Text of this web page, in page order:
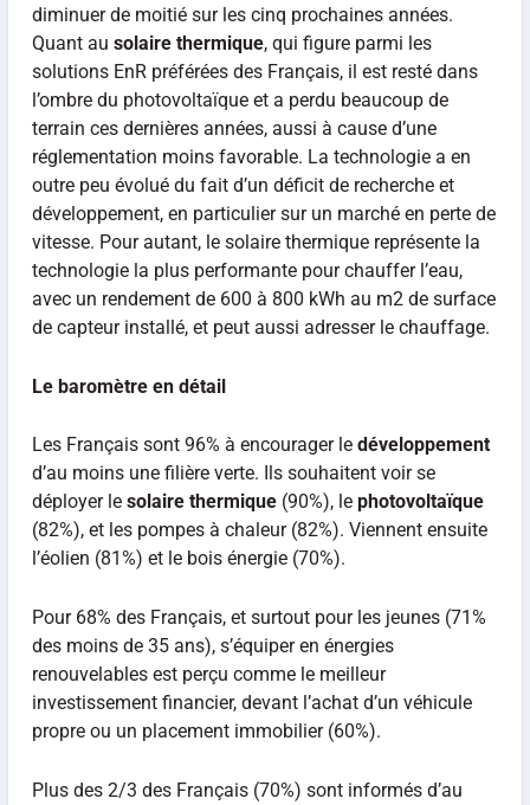
diminuer de moitié sur les cinq prochaines années.
Quant au solaire thermique, qui figure parmi les
solutions EnR préférées des Français, il est resté dans
l’ombre du photovoltaïque et a perdu beaucoup de
terrain ces dernières années, aussi à cause d’une
réglementation moins favorable. La technologie a en
outre peu évolué du fait d’un déficit de recherche et
développement, en particulier sur un marché en perte de
vitesse. Pour autant, le solaire thermique représente la
technologie la plus performante pour chauffer l’eau,
avec un rendement de 600 à 800 kWh au m2 de surface
de capteur installé, et peut aussi adresser le chauffage.
Le baromètre en détail
Les Français sont 96% à encourager le développement
d’au moins une filière verte. Ils souhaitent voir se
déployer le solaire thermique(90%), le photovoltaïque
(82%), et les pompes à chaleur (82%). Viennent ensuite
l’éolien (81%) et le bois énergie (70%).
Pour 68% des Français, et surtout pour les jeunes (71%
des moins de 35 ans), s’équiper en énergies
renouvelables est perçu comme le meilleur
investissement financier, devant l’achat d’un véhicule
propre ou un placement immobilier (60%).
Plus des 2/3 des Français (70%) sont informés d’au